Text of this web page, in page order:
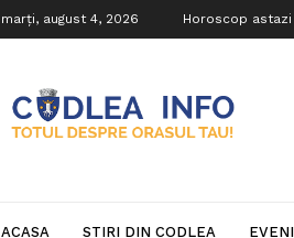
marți, august 4, 2026 Horoscop astazi
Info
ACASA STIRI DIN CODLEA